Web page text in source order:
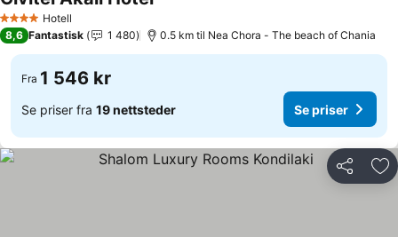
4 StjernerHotell
Se priser
8,6 Fantastisk 1 480 0.5 km til Nea Chora - The beach of Chania
Fra 1 546 kr
Se priser fra 19 nettsteder Se priser
Del